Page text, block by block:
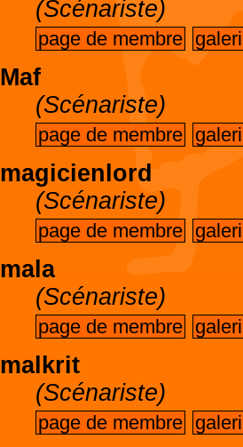
(Scénariste)
page de membre
Maf
(Scénariste)
page de membre
magicienlord
(Scénariste)
page de membre
mala
(Scénariste)
page de membre
malkrit
(Scénariste)
page de membre